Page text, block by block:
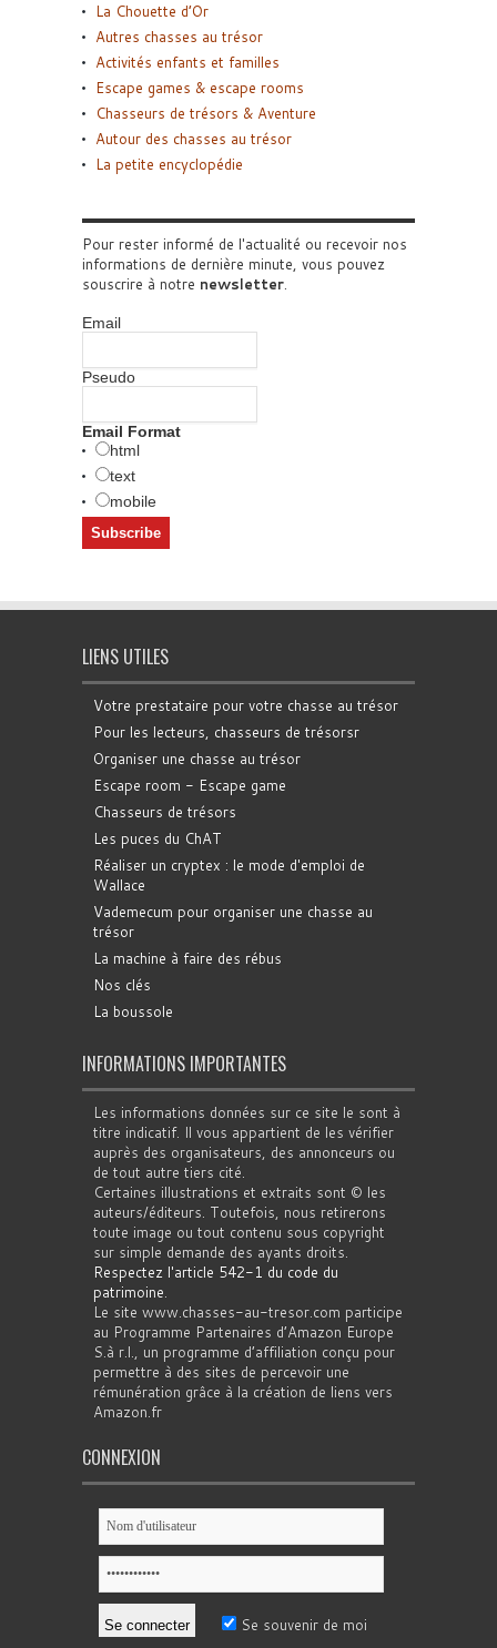
La Chouette d’Or
Autres chasses au trésor
Activités enfants et familles
Escape games & escape rooms
Chasseurs de trésors & Aventure
Autour des chasses au trésor
La petite encyclopédie
Pour rester informé de l'actualité ou recevoir nos
informations de dernière minute, vous pouvez
souscrire à notre newsletter.
Email
Pseudo
Email Format
html
text
mobile
LIENS UTILES
Votre prestataire pour votre chasse au trésor
Pour les lecteurs, chasseurs de trésorsr
Organiser une chasse au trésor
Escape room - Escape game
Chasseurs de trésors
Les puces du ChAT
Réaliser un cryptex : le mode d'emploi de
Wallace
Vademecum pour organiser une chasse au
trésor
La machine à faire des rébus
Nos clés
La boussole
INFORMATIONS IMPORTANTES
Les informations données sur ce site le sont à
titre indicatif. Il vous appartient de les vérifier
auprès des organisateurs, des annonceurs ou
de tout autre tiers cité.
Certaines illustrations et extraits sont © les
auteurs/éditeurs. Toutefois, nous retirerons
toute image ou tout contenu sous copyright
sur simple demande des ayants droits.
Respectez l'article 542-1 du code du
patrimoine.
Le site www.chasses-au-tresor.com participe
au Programme Partenaires d’Amazon Europe
S.à r.l., un programme d’affiliation conçu pour
permettre à des sites de percevoir une
rémunération grâce à la création de liens vers
Amazon.fr
CONNEXION
Se souvenir de moi